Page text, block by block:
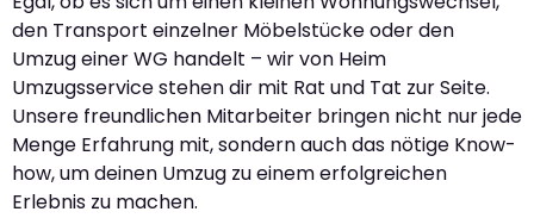
den Transport einzelner Möbelstücke oder den
Umzug einer WG handelt – wir von Heim
Umzugsservice stehen dir mit Rat und Tat zur Seite.
Unsere freundlichen Mitarbeiter bringen nicht nur jede
Menge Erfahrung mit, sondern auch das nötige Know-
how, um deinen Umzug zu einem erfolgreichen
Erlebnis zu machen.